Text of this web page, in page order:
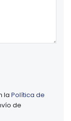
la Política de
de